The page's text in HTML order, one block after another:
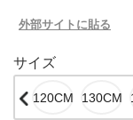
外部サイトに貼る
サイズ